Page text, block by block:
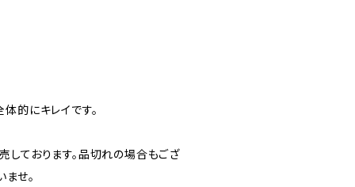
的にキレイです。
ております。品切れの場合もござ
せ。